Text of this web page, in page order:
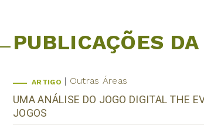
PUBLICAÇÕES
ARTIGO Outras Áreas
UMA ANÁLISE DO JOGO DIGITAL THE
JOGOS